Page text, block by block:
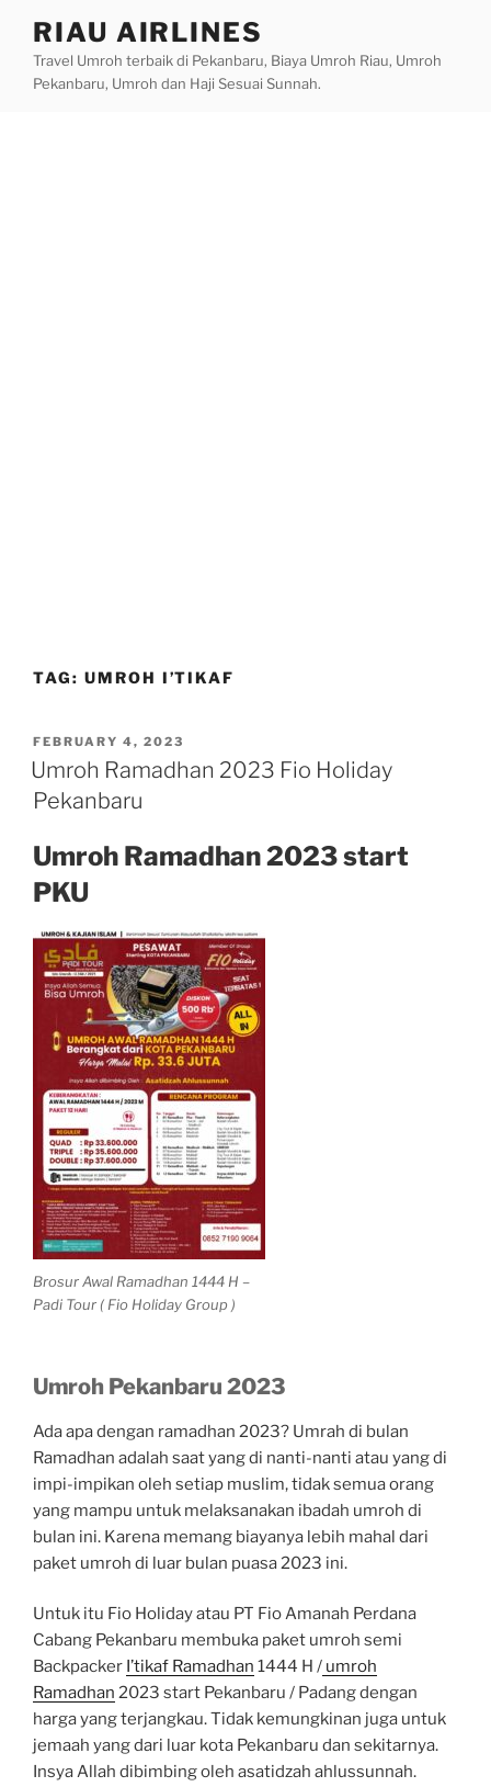
content
RIAU AIRLINES
Travel Umroh terbaik di Pekanbaru, Biaya Umroh Riau, Umroh
Pekanbaru, Umroh dan Haji Sesuai Sunnah.
TAG: UMROH I’TIKAF
POSTED
ON
FEBRUARY 4, 2023
Umroh Ramadhan 2023 Fio Holiday
Pekanbaru
Umroh Ramadhan 2023 start
PKU
Brosur Awal Ramadhan 1444 H –
Padi Tour ( Fio Holiday Group )
Umroh Pekanbaru 2023
Ada apa dengan ramadhan 2023? Umrah di bulan
Ramadhan adalah saat yang di nanti-nanti atau yang di
impi-impikan oleh setiap muslim, tidak semua orang
yang mampu untuk melaksanakan ibadah umroh di
bulan ini. Karena memang biayanya lebih mahal dari
paket umroh di luar bulan puasa 2023 ini.
Untuk itu Fio Holiday atau PT Fio Amanah Perdana
Cabang Pekanbaru membuka paket umroh semi
Backpacker I’tikaf Ramadhan 1444 H / umroh
Ramadhan 2023 start Pekanbaru / Padang dengan
harga yang terjangkau. Tidak kemungkinan juga untuk
jemaah yang dari luar kota Pekanbaru dan sekitarnya.
Insya Allah dibimbing oleh asatidzah ahlussunnah.